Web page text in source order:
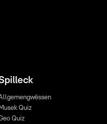
Musek Quiz
Quiz